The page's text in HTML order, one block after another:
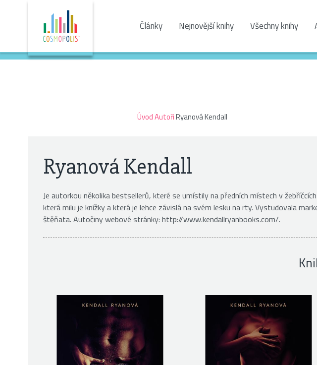
Články Nejnovější knihy Všechny knihy
ÚvodAutořiRyanová Kendall
Ryanová Kendall
Je autorkou několika bestsellerů, které se umístily na předních místech v
která milu je knížky a která je lehce závislá na svém lesku na rty. Vystudovala
štěňata. Autočiny webové stránky: http://www.kendallryanbooks.com/.